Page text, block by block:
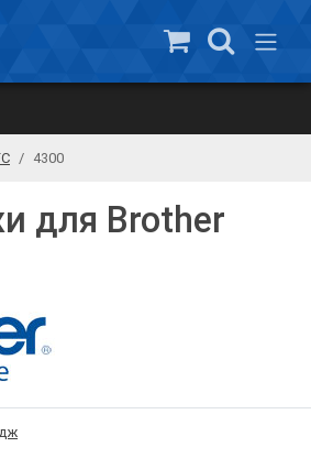
4300
для Brother